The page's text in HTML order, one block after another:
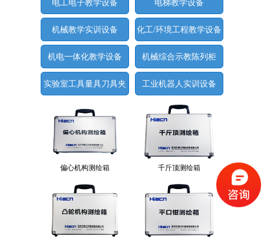
电工电子教学设备 电梯教学设备
机械教学实训设备 化工/环境工程教学设备
机电一体化教学设备 机械综合示教陈列柜
实验室工具量具刀具夹 工业机器人实训设备
偏心机构测绘箱 千斤顶测绘箱